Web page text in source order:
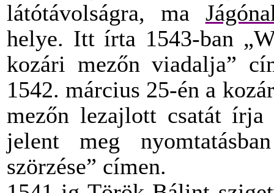
látótávolságra, ma
helye. Itt írta 1543-ban
kozári mezőn viadalja”
1542. március 25-én a
mezőn lezajlott csatát
jelent meg
szörzése” címen.